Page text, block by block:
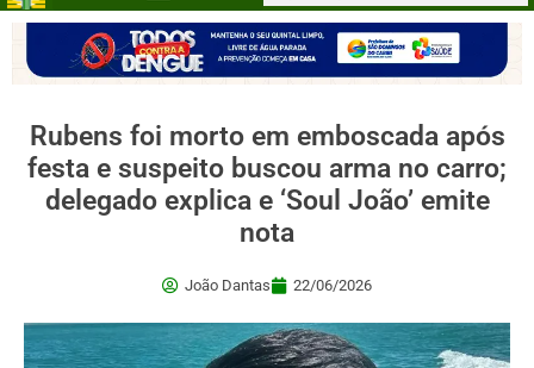
Rubens foi morto em emboscada após
festa e suspeito buscou arma no carro;
delegado explica e ‘Soul João’ emite
nota
João Dantas 22/06/2026